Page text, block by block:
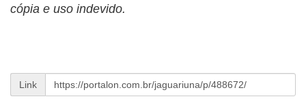
cópia e uso indevido.
Link